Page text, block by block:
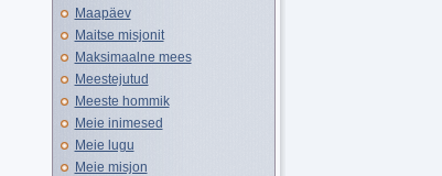
Maapäev
Maitse misjonit
Maksimaalne mees
Meestejutud
Meeste hommik
Meie inimesed
Meie lugu
Meie misjon